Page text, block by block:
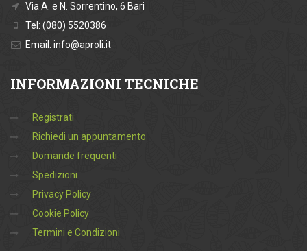
Via A. e N. Sorrentino, 6 Bari
Tel: (080) 5520386
Email: info@aproli.it
INFORMAZIONI TECNICHE
Registrati
Richiedi un appuntamento
Domande frequenti
Spedizioni
Privacy Policy
Cookie Policy
Termini e Condizioni